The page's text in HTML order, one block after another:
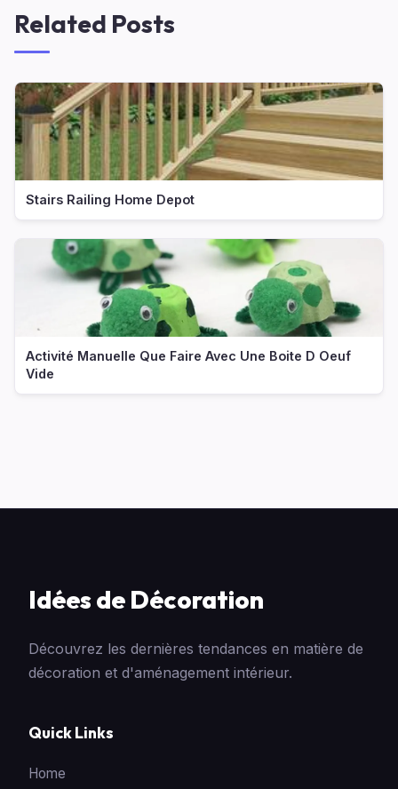
Related Posts
Stairs Railing Home Depot
Activité Manuelle Que Faire Avec Une Boite D Oeuf
Vide
Idées de Décoration
Découvrez les dernières tendances en matière de
décoration et d'aménagement intérieur.
Quick Links
Home